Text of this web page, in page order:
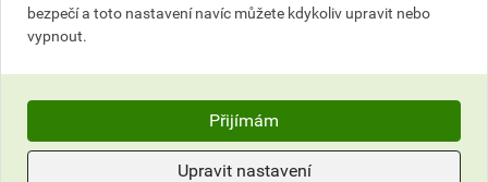
ks
Poptat
ks
Poptat
13 495,51
bezpečí a toto nastavení navíc můžete kdykoliv upravit nebo
vypnout.
Přijímám
Upravit nastavení